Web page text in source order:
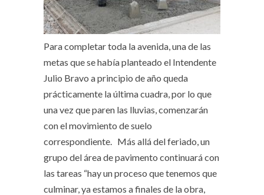
Para completar toda la avenida, una de las
metas que se había planteado el Intendente
Julio Bravo a principio de año queda
prácticamente la última cuadra, por lo que
una vez que paren las lluvias, comenzarán
con el movimiento de suelo
correspondiente. Más allá del feriado, un
grupo del área de pavimento continuará con
las tareas “hay un proceso que tenemos que
culminar, ya estamos a finales de la obra,